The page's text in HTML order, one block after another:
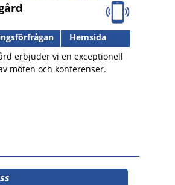
Hemsida
erbjuder vi en exceptionell
möten och konferenser.